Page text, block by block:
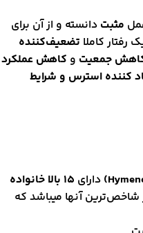
مثبتدانسته و از آن برای
رفتار کاملاتضعیف‌کننده
جمعیتوکاهش عملکرد
کننده استرس و شرایط
) دارای 15 بالا خانواده
آنها میباشد که